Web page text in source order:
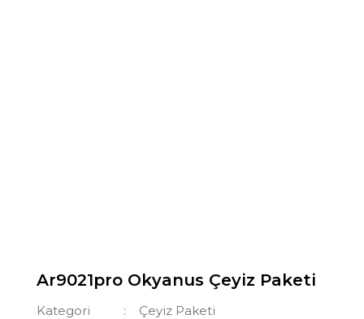
Ar9021pro Okyanus Çeyiz Paketi
Kategori
Çeyiz Paketi